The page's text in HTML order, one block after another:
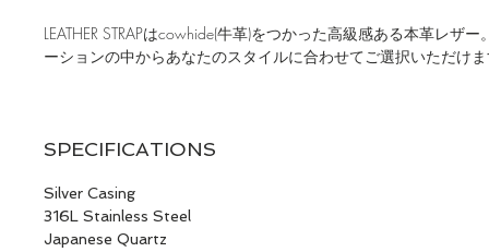
LEATHER STRAPはcowhide(牛革)をつかった高級感ある本革レザ
ーションの中からあなたのスタイルに合わせてご選択いただけ
SPECIFICATIONS
Silver Casing
316L Stainless Steel
Japanese Quartz